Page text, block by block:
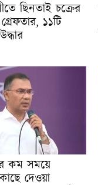
ছিনতাই চক্রের
১১টি
কম সময়ে
দেওয়া